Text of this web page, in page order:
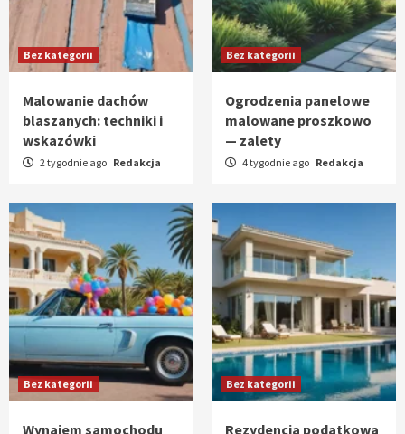
Bez kategorii
Malowanie dachów
blaszanych: techniki i
wskazówki
2 tygodnie ago Redakcja
Bez kategorii
Ogrodzenia panelowe
malowane proszkowo
— zalety
4 tygodnie ago Redakcja
Bez kategorii
Wynajem samochodu
Bez kategorii
Rezydencja podatkowa